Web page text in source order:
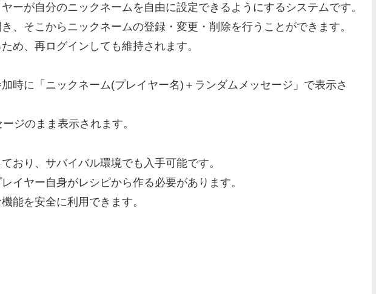
ーが自分のニックネームを自由に設定できるようにするシステムです。
、そこからニックネームの登録・変更・削除を行うことができます。
め、再ログインしても維持されます。
時に「ニックネーム(プレイヤー名)＋ランダムメッセージ」で表示さ
ジのまま表示されます。
おり、サバイバル環境でも入手可能です。
イヤー自身がレシピから作る必要があります。
能を安全に利用できます。